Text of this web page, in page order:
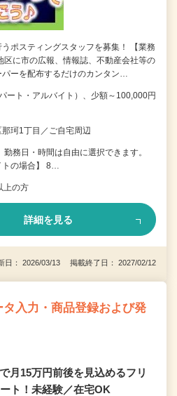
ポスティングスタッフを募集！ 【業務
区に市の広報、情報誌、不動産会社等の
パーを配布するだけのカンタン…
ート・アルバイト）、少額～100,000円
珂1丁目／ご自宅周辺
勤務日・時間は自由に選択できます。
トの場合】 8…
上の方
詳細を見る
日： 2026/03/13 掲載終了日： 2027/02/12
入力・商品登録および発
月15万円前後を見込めるフリ
ト！未経験／在宅OK